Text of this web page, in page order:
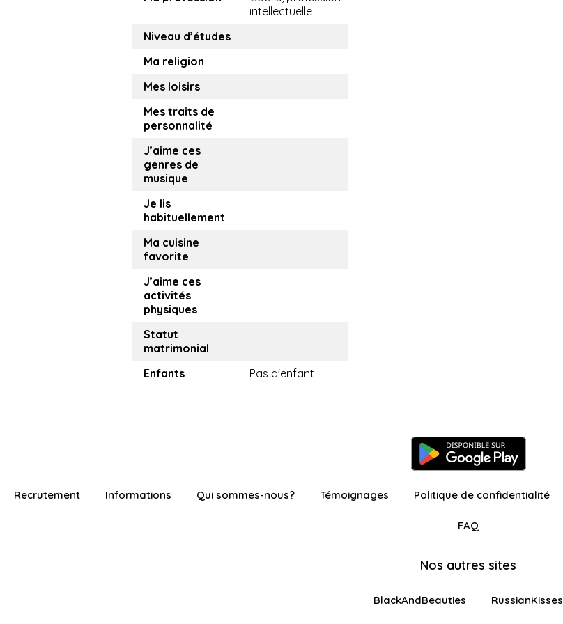
intellectuelle
Niveau d’études
Ma religion
Mes loisirs
Mes traits de
personnalité
J’aime ces
genres de
musique
Je lis
habituellement
Ma cuisine
favorite
J’aime ces
activités
physiques
Statut
matrimonial
Enfants
Pas d'enfant
Recrutement Informations Qui sommes-nous? Témoignages Politique de confidentialité
FAQ
Nos autres sites
BlackAndBeauties RussianKisses